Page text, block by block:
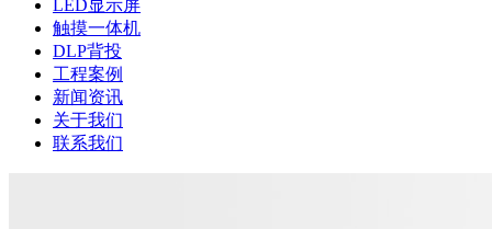
LED显示屏
触摸一体机
DLP背投
工程案例
新闻资讯
关于我们
联系我们